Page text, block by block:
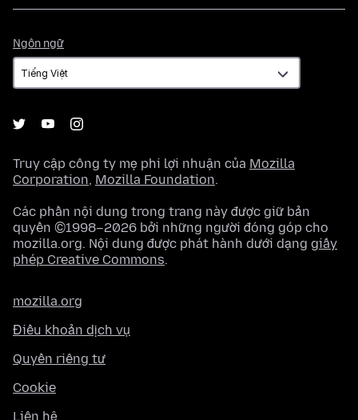
Ngôn ngữ
ngữ
Truy cập công ty mẹ phi lợi nhuận của Mozilla
Corporation, Mozilla Foundation.
Các phần nội dung trong trang này được giữ bản
quyền ©1998–2026 bởi những người đóng góp cho
mozilla.org. Nội dung được phát hành dưới dạng giấy
phép Creative Commons.
mozilla.org
Điều khoản dịch vụ
Quyền riêng tư
Cookie
Liên hệ